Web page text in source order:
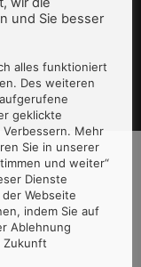
und Sie besser
alles funktioniert
Des weiteren
geklickte
Mehr
Sie in unserer
und weiter“
Dienste
Webseite
indem Sie auf
Ablehnung
Zukunft